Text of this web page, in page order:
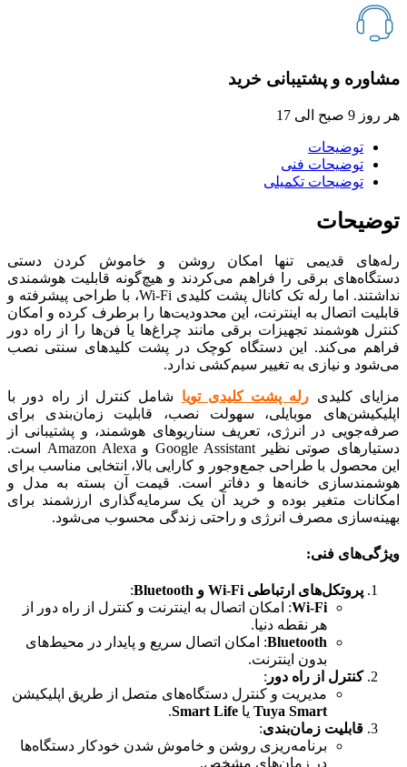
مشاوره و پشتیبانی خرید
هر روز 9 صبح الی 17
توضیحات
توضیحات فنی
توضیحات تکمیلی
توضیحات
رله‌های قدیمی تنها امکان روشن و خاموش کردن دستی
دستگاه‌های برقی را فراهم می‌کردند و هیچ‌گونه قابلیت هوشمندی
نداشتند. اما رله تک کانال پشت کلیدی Wi-Fi، با طراحی پیشرفته و
قابلیت اتصال به اینترنت، این محدودیت‌ها را برطرف کرده و امکان
کنترل هوشمند تجهیزات برقی مانند چراغ‌ها یا فن‌ها را از راه دور
فراهم می‌کند. این دستگاه کوچک در پشت کلیدهای سنتی نصب
می‌شود و نیازی به تغییر سیم‌کشی ندارد.
مزایای کلیدی رله پشت کلیدی تویا شامل کنترل از راه دور با
اپلیکیشن‌های موبایلی، سهولت نصب، قابلیت زمان‌بندی برای
صرفه‌جویی در انرژی، تعریف سناریوهای هوشمند، و پشتیبانی از
دستیارهای صوتی نظیر Google Assistant و Amazon Alexa است.
این محصول با طراحی جمع‌وجور و کارایی بالا، انتخابی مناسب برای
هوشمندسازی خانه‌ها و دفاتر است. قیمت آن بسته به مدل و
امکانات متغیر بوده و خرید آن یک سرمایه‌گذاری ارزشمند برای
بهینه‌سازی مصرف انرژی و راحتی زندگی محسوب می‌شود.
ویژگی‌های فنی:
پروتکل‌های ارتباطی Wi-Fi و Bluetooth
:
Wi-Fi: امکان اتصال به اینترنت و کنترل از راه دور از
هر نقطه دنیا.
Bluetooth: امکان اتصال سریع و پایدار در محیط‌های
بدون اینترنت.
کنترل از راه دور :
مدیریت و کنترل دستگاه‌های متصل از طریق اپلیکیشن
Tuya Smart یا Smart Life
.
قابلیت زمان‌بندی:
برنامه‌ریزی روشن و خاموش شدن خودکار دستگاه‌ها
در زمان‌های مشخص.